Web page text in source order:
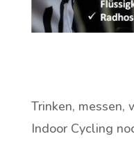
Trinken, messen,
Indoor Cycling